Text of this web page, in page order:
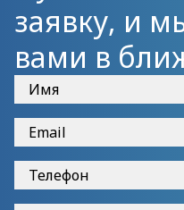
заявку, и
вами в